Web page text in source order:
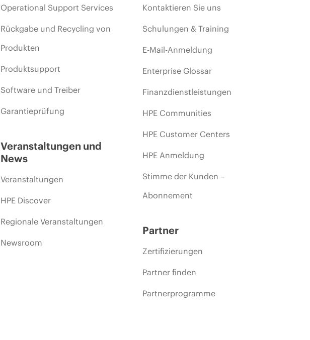
Operational Support Services
Rückgabe und Recycling von
Produkten
Produktsupport
Software und Treiber
Garantieprüfung
Veranstaltungen und
News
Veranstaltungen
HPE Discover
Regionale Veranstaltungen
Newsroom
Kontaktieren Sie uns
Schulungen & Training
E-Mail-Anmeldung
Enterprise Glossar
Finanzdienstleistungen
HPE Communities
HPE Customer Centers
HPE Anmeldung
Stimme der Kunden –
Abonnement
Partner
Zertifizierungen
Partner finden
Partnerprogramme